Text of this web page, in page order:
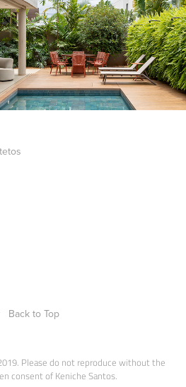
Back to Top
Please do not reproduce without the
consent of Keniche Santos.